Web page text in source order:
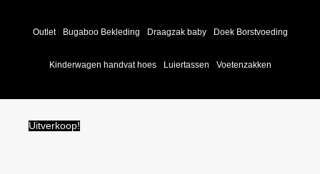
Outlet Bugaboo Bekleding Draagzak baby Doek Borstvoeding
Kinderwagen handvat hoes Luiertassen Voetenzakken
Uitverkoop!